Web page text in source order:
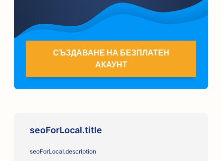
СЪЗДАВАНЕ НА БЕЗПЛАТЕН
АКАУНТ
seoForLocal.title
seoForLocal.description